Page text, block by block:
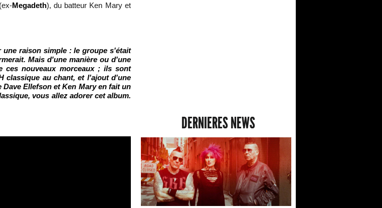
Megadeth), du batteur Ken Mary et
raison simple : le groupe s'était
Mais d'une manière ou d'une
ces nouveaux morceaux ; ils sont
classique au chant, et l'ajout d'une
Ellefson et Ken Mary en fait un
vous allez adorer cet album.
DERNIERES NEWS